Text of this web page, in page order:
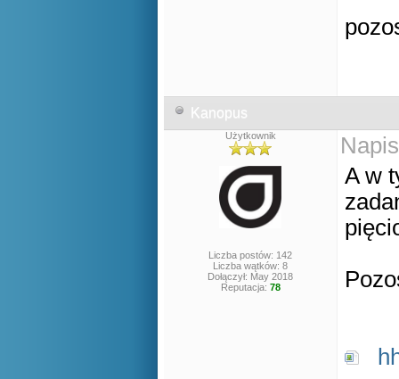
Kanopus
Użytkownik
Liczba postów: 142
Liczba wątków: 8
Dołączył: May 2018
Reputacja: 78
A w